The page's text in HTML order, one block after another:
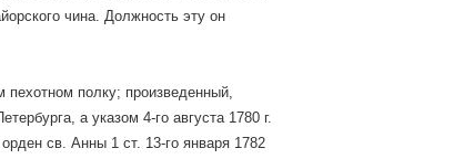
чина. Должность эту он
пехотном полку; произведенный,
а указом 4-го августа 1780 г.
св. Анны 1 ст. 13-го января 1782